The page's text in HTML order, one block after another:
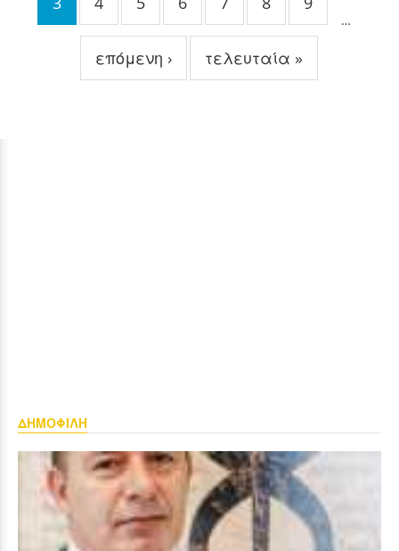
…
επόμενη › τελευταία »
ΔΗΜΟΦΙΛΗ